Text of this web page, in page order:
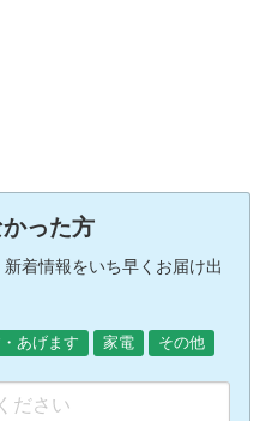
った方
着情報をいち早くお届け出
あげます 家電 その他